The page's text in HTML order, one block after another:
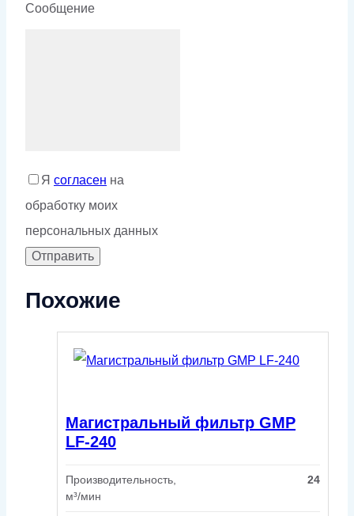
Сообщение
Я согласен на
обработку моих
персональных данных
Похожие
Магистральный фильтр GMP
LF-240
Производительность,
м³/мин
24